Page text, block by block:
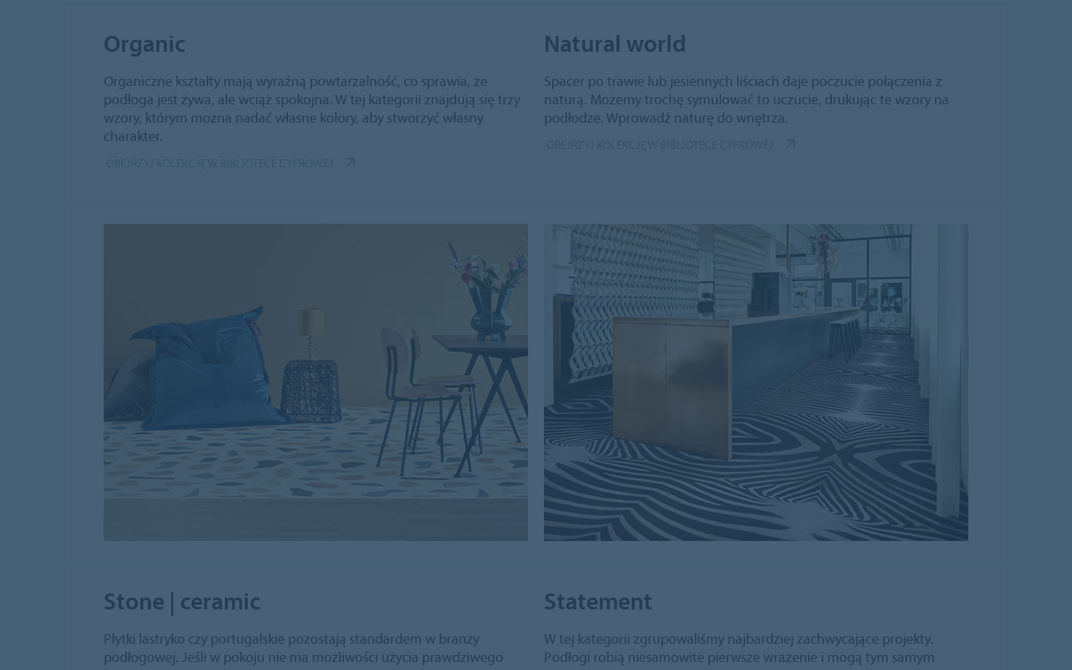
Organic
Organiczne kształty mają wyraźną powtarzalność, co sprawia, że
podłoga jest żywa, ale wciąż spokojna. W tej kategorii znajdują się trzy
wzory, którym można nadać własne kolory, aby stworzyć własny
charakter.
Natural world
Spacer po trawie lub jesiennych liściach daje poczucie połączenia z
naturą. Możemy trochę symulować to uczucie, drukując te wzory na
podłodze. Wprowadź naturę do wnętrza.
Stone | ceramic
Płytki lastryko czy portugalskie pozostają standardem w branży
podłogowej. Jeśli w pokoju nie ma możliwości użycia prawdziwego
Statement
W tej kategorii zgrupowaliśmy najbardziej zachwycające projekty.
Podłogi robią niesamowite pierwsze wrażenie i mogą tym samym